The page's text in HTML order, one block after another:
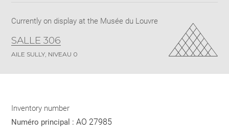
Currently on display at the Musée du Louvre
SALLE 306
AILE SULLY, NIVEAU 0
Inventory number
Numéro principal :AO 27985